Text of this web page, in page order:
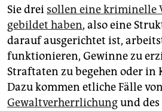
Sie drei sollen eine kriminelle
gebildet haben, also eine
darauf ausgerichtet ist,
funktionieren, Gewinne zu
Straftaten zu begehen oder in
Dazu kommen etliche Fälle von
Gewaltverherrlichungund des